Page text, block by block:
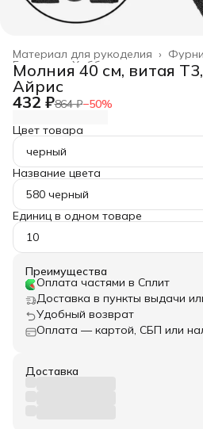
Материал для рукоделия ›
Хобби и творчество ›
Главная ›
Молния 40 см, витая
Айрис
432 ₽864 ₽−50%
Цвет товара
черный
Название цвета
580 черный
Единиц в одном товаре
10
Преимущества
Оплата частями в Сплит
Доставка в пункты выдачи
Удобный возврат
Оплата — картой, СБП или
Доставка